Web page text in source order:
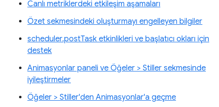
Canlı metriklerdeki etkileşim aşamaları
Özet sekmesindeki oluşturmayı engelleyen bilgiler
scheduler.postTask etkinlikleri ve başlatıcı okları için
destek
Animasyonlar paneli ve Öğeler > Stiller sekmesinde
iyileştirmeler
Öğeler > Stiller'den Animasyonlar'a geçme